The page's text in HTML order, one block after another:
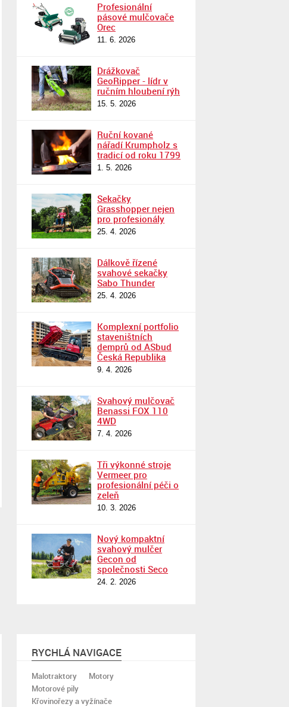
Profesionální
pásové mulčovače
Orec
11. 6. 2026
Drážkovač
GeoRipper - lídr v
ručním hloubení rýh
15. 5. 2026
Ruční kované
nářadí Krumpholz s
tradicí od roku 1799
1. 5. 2026
Sekačky
Grasshopper nejen
pro profesionály
25. 4. 2026
Dálkově řízené
svahové sekačky
Sabo Thunder
25. 4. 2026
Komplexní portfolio
staveništních
demprů od ASbud
Česká Republika
9. 4. 2026
Svahový mulčovač
Benassi FOX 110
4WD
7. 4. 2026
Tři výkonné stroje
Vermeer pro
profesionální péči o
zeleň
10. 3. 2026
Nový kompaktní
svahový mulčer
Gecon od
společnosti Seco
24. 2. 2026
RYCHLÁ NAVIGACE
Malotraktory
Motory
Motorové pily
Křovinořezy a vyžínače